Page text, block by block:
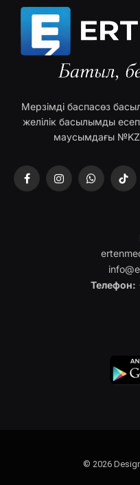
Мерзімді баспасөз
желілік басылымды
маусымдағы
FacebookInstagramWhatsApp
Телефон:
© 2026